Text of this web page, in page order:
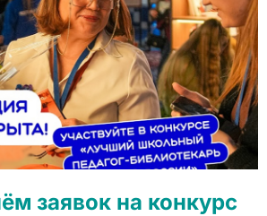
заявок на конкурс